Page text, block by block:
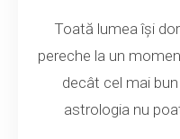
Toată lumea își
pereche la un
decât cel mai
astrologia nu